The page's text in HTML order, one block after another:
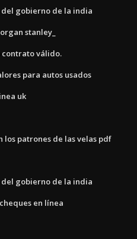
gobierno de la india
stanley_
contrato válido.
para autos usados
uk
los patrones de las velas pdf
gobierno de la india
en línea